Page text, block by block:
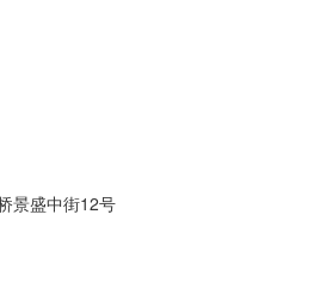
景盛中街12号